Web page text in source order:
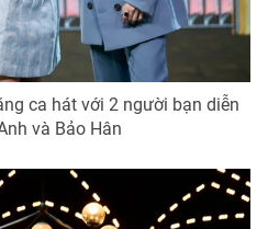
897 897
ca hát với 2 người bạn diễn
và Bảo Hân